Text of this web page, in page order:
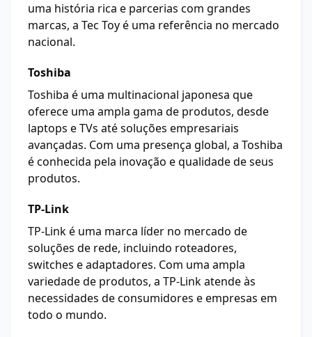
uma história rica e parcerias com grandes
marcas, a Tec Toy é uma referência no mercado
nacional.
Toshiba
Toshiba é uma multinacional japonesa que
oferece uma ampla gama de produtos, desde
laptops e TVs até soluções empresariais
avançadas. Com uma presença global, a Toshiba
é conhecida pela inovação e qualidade de seus
produtos.
TP-Link
TP-Link é uma marca líder no mercado de
soluções de rede, incluindo roteadores,
switches e adaptadores. Com uma ampla
variedade de produtos, a TP-Link atende às
necessidades de consumidores e empresas em
todo o mundo.